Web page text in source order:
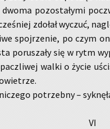
dwoma po­zo­sta­ły­mi
zdo­łał wy­czuć,
spoj­rze­nie, po czym
po­ru­sza­ły się w rytm
walki o życie
po­trzeb­ny –
VI